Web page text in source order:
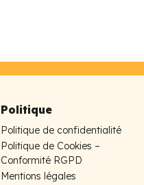
Politique
Politique de confidentialité
Politique de Cookies –
Conformité RGPD
Mentions légales